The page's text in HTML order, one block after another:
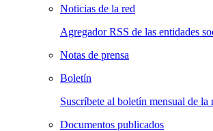
Noticias de la red
Agregador RSS de las entidades
Notas de prensa
Boletín
Suscríbete al boletín mensual de la
Documentos publicados